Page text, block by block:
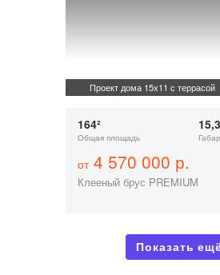
Проект дома 15х11 с террасой
164²
Общая площадь
от4 570 000 р.
Клееный брус PREMIUM
Показать